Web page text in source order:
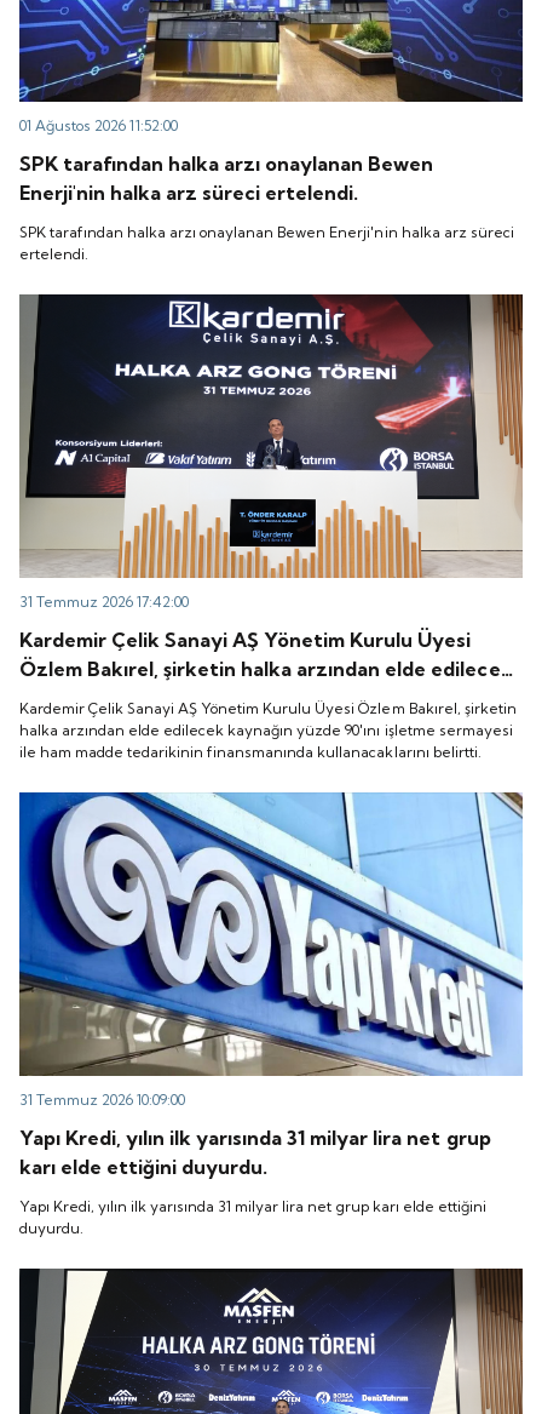
01 Ağustos 2026 11:52:00
SPK tarafından halka arzı onaylanan Bewen
Enerji'nin halka arz süreci ertelendi.
SPK tarafından halka arzı onaylanan Bewen Enerji'nin halka arz süreci
ertelendi.
31 Temmuz 2026 17:42:00
Kardemir Çelik Sanayi AŞ Yönetim Kurulu Üyesi
Özlem Bakırel, şirketin halka arzından elde edilecek
kaynağın yüzde 90'ını işletme sermayesi ile ham
madde tedarikinin finansmanında kullanacaklarını
belirtti.
Kardemir Çelik Sanayi AŞ Yönetim Kurulu Üyesi Özlem Bakırel, şirketin
halka arzından elde edilecek kaynağın yüzde 90'ını işletme sermayesi
ile ham madde tedarikinin finansmanında kullanacaklarını belirtti.
31 Temmuz 2026 10:09:00
Yapı Kredi, yılın ilk yarısında 31 milyar lira net grup
karı elde ettiğini duyurdu.
Yapı Kredi, yılın ilk yarısında 31 milyar lira net grup karı elde ettiğini
duyurdu.